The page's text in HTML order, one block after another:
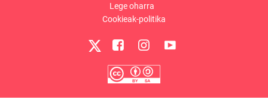
Lege oharra
Cookieak-politika